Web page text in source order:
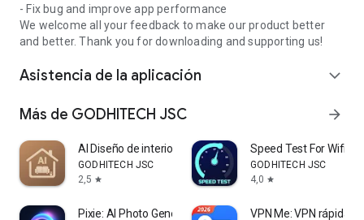
- Fix bug and improve app performance
We welcome all your feedback to make our product better
and better. Thank you for downloading and supporting us!
Asistencia de la aplicación expand_more
Más de GODHITECH JSC arrow_forward
AI Diseño de interiores
GODHITECH JSC
2,5 star
Speed Test For Wifi &
GODHITECH JSC
4,0 star
Pixie: AI Photo Generator VPN Me: VPN rápida y